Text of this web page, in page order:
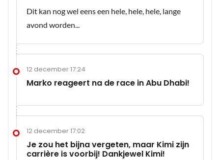
Dit kan nog wel eens een hele, hele, hele, lange
avond worden...
12 december 17:24
Marko reageert na de race in Abu Dhabi!
12 december 17:02
Je zou het bijna vergeten, maar Kimi zijn
carrière is voorbij! Dankjewel Kimi!